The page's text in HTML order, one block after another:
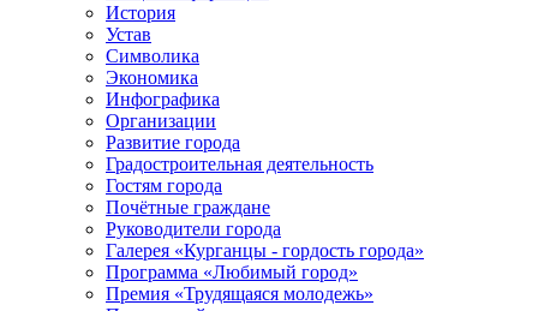
История
Устав
Символика
Экономика
Инфографика
Организации
Развитие города
Градостроительная деятельность
Гостям города
Почётные граждане
Руководители города
Галерея «Курганцы - гордость города»
Программа «Любимый город»
Премия «Трудящаяся молодежь»